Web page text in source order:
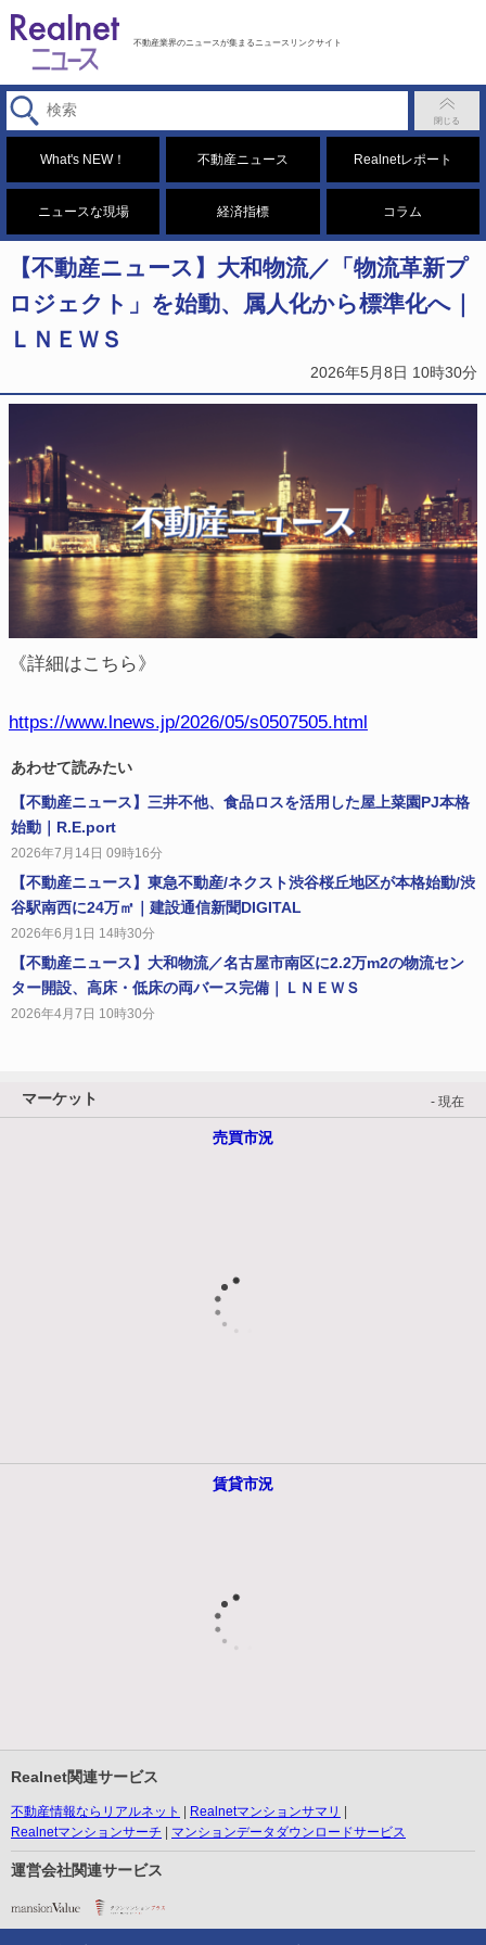
不動産業界のニュースが集まるニュースリンクサイト
What's NEW！ 不動産ニュース Realnetレポート
ニュースな現場 経済指標 コラム
【不動産ニュース】大和物流／「物流革新プ
ロジェクト」を始動、属人化から標準化へ｜
ＬＮＥＷＳ
2026年5月8日 10時30分
《詳細はこちら》
https://www.lnews.jp/2026/05/s0507505.html
あわせて読みたい
【不動産ニュース】三井不他、食品ロスを活用した屋上菜園PJ本格
始動｜R.E.port
2026年7月14日 09時16分
【不動産ニュース】東急不動産/ネクスト渋谷桜丘地区が本格始動/渋
谷駅南西に24万㎡｜建設通信新聞DIGITAL
2026年6月1日 14時30分
【不動産ニュース】大和物流／名古屋市南区に2.2万m2の物流セン
ター開設、高床・低床の両バース完備｜ＬＮＥＷＳ
2026年4月7日 10時30分
マーケット - 現在
売買市況
賃貸市況
Realnet関連サービス
不動産情報ならリアルネット
Realnetマンションサマリ
Realnetマンションサーチ
マンションデータダウンロードサービス
運営会社関連サービス